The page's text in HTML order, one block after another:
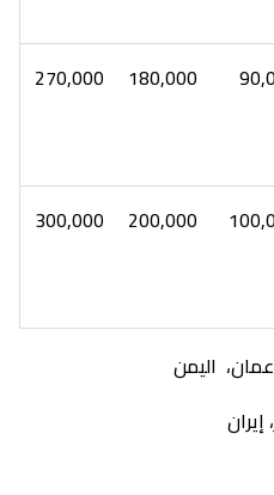
180,000
270,000
200,000
300,000
عمان، اليمن